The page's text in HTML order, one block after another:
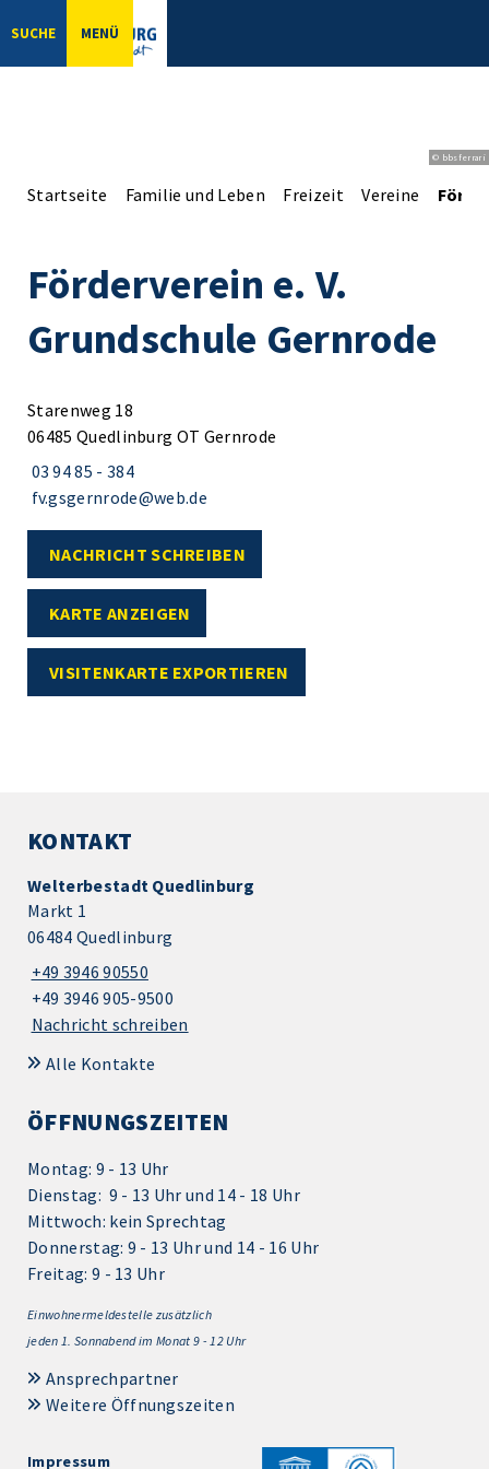
SUCHE MENÜ
© bbsferrari
Startseite Familie und Leben Freizeit Vereine
Förderverein e. V.
Grundschule Gernrode
Starenweg 18
06485 Quedlinburg OT Gernrode
03 94 85 - 384
fv.gsgernrode@web.de
NACHRICHT SCHREIBEN
KARTE ANZEIGEN
VISITENKARTE EXPORTIEREN
KONTAKT
Welterbestadt Quedlinburg
Markt 1
06484 Quedlinburg
+49 3946 90550
+49 3946 905-9500
Nachricht schreiben
Alle Kontakte
ÖFFNUNGSZEITEN
Montag: 9 - 13 Uhr
Dienstag: 9 - 13 Uhr und 14 - 18 Uhr
Mittwoch: kein Sprechtag
Donnerstag: 9 - 13 Uhr und 14 - 16 Uhr
Freitag: 9 - 13 Uhr
Einwohnermeldestelle zusätzlich
jeden 1. Sonnabend im Monat 9 - 12 Uhr
Ansprechpartner
Weitere Öffnungszeiten
Impressum